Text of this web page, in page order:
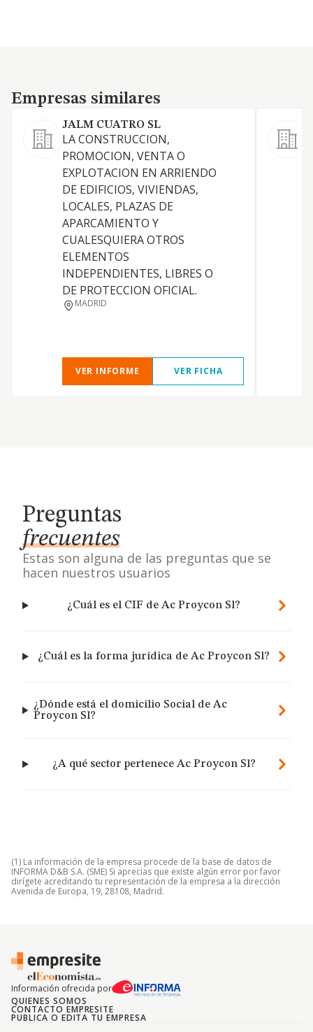
Empresas similares
Empresas similares
JALM CUATRO SL
LA CONSTRUCCION,
PROMOCION, VENTA O
EXPLOTACION EN ARRIENDO
DE EDIFICIOS, VIVIENDAS,
LOCALES, PLAZAS DE
APARCAMIENTO Y
CUALESQUIERA OTROS
ELEMENTOS
INDEPENDIENTES, LIBRES O
DE PROTECCION OFICIAL.
MADRID
VER INFORME VER FICHA
Preguntas
frecuentes
Estas son alguna de las preguntas que se
hacen nuestros usuarios
¿Cuál es el CIF de Ac Proycon Sl?
¿Cuál es la forma jurídica de Ac Proycon Sl?
¿Dónde está el domicilio Social de Ac
Proycon Sl?
¿A qué sector pertenece Ac Proycon Sl?
(1) La información de la empresa procede de la base de datos de
INFORMA D&B S.A. (SME) Si aprecias que existe algún error por favor
dirígete acreditando tu representación de la empresa a la dirección
Avenida de Europa, 19, 28108, Madrid.
Información ofrecida por
QUIENES SOMOS
CONTACTO EMPRESITE
PUBLICA O EDITA TU EMPRESA